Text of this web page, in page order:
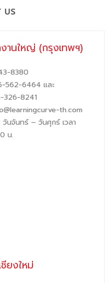
US
านใหญ่ (กรุงเทพฯ)
8380
562-6464 และ
326-8241
th.com
วันจันทร์ – วันศุกร์ เวลา
น.
ชียงใหม่